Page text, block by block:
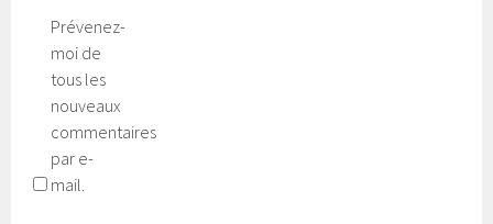
Prévenez-
moi de
tous les
nouveaux
commentaires
par e-
mail.